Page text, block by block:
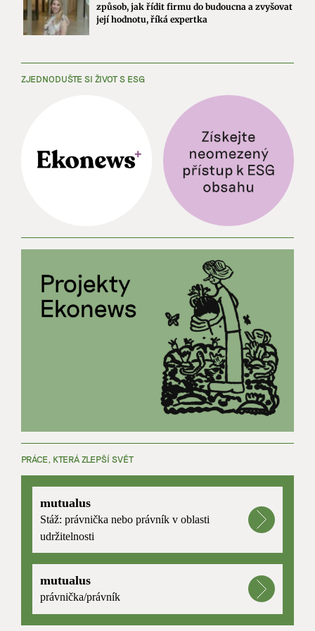
způsob, jak řídit firmu do budoucna a zvyšovat
její hodnotu, říká expertka
ZJEDNODUŠTE SI ŽIVOT S ESG
PRÁCE, KTERÁ ZLEPŠÍ SVĚT
mutualus
Stáž: právnička nebo právník v oblasti
udržitelnosti
mutualus
právnička/právník